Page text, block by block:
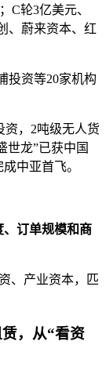
C轮3亿美元、
、蔚来资本、红
投资等20家机构
资，2吨级无人货
世龙”已获中国
中亚首飞。
、订单规模和商
、产业资本，匹
，从“看资